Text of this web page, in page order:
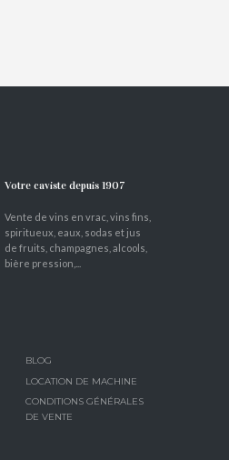
Votre caviste depuis 1907
Vente de vins en vrac, vins fins,
spiritueux, eaux, sodas et jus
de fruits, champagnes, alcools,
bière pression,...
BLOG
LOCATION DE MACHINE
CONDITIONS GÉNÉRALES
DE VENTE